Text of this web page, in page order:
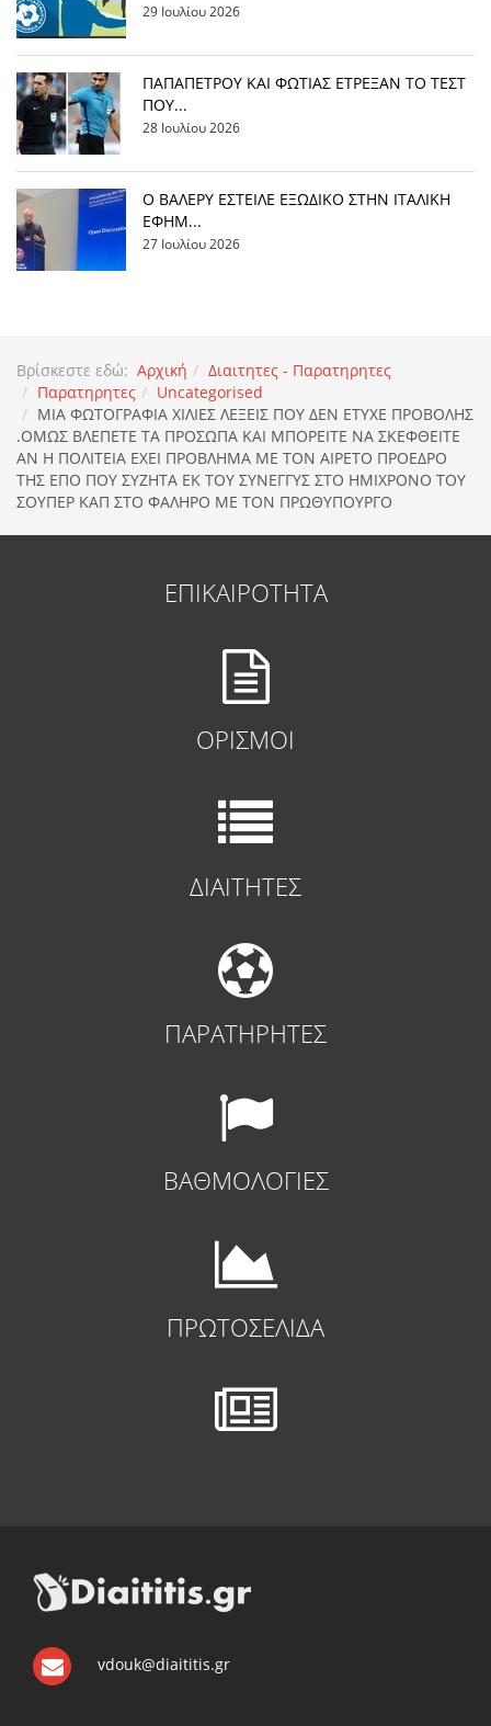
29 Ιουλίου 2026
ΠΑΠΑΠΕΤΡΟΥ ΚΑΙ ΦΩΤΙΑΣ ΕΤΡΕΞΑΝ ΤΟ ΤΕΣΤ
ΠΟΥ...
28 Ιουλίου 2026
Ο ΒΑΛΕΡΥ ΕΣΤΕΙΛΕ ΕΞΩΔΙΚΟ ΣΤΗΝ ΙΤΑΛΙΚΗ
ΕΦΗΜ...
27 Ιουλίου 2026
Βρίσκεστε εδώ: Αρχική
Διαιτητες - Παρατηρητες
Παρατηρητες
Uncategorised
MIA ΦΩΤΟΓΡΑΦΙΑ ΧΙΛΙΕΣ ΛΕΞΕΙΣ ΠΟΥ ΔΕΝ ΕΤΥΧΕ ΠΡΟΒΟΛΗΣ
.ΟΜΩΣ ΒΛΕΠΕΤΕ ΤΑ ΠΡΟΣΩΠΑ ΚΑΙ ΜΠΟΡΕΙΤΕ ΝΑ ΣΚΕΦΘΕΙΤΕ
ΑΝ Η ΠΟΛΙΤΕΙΑ ΕΧΕΙ ΠΡΟΒΛΗΜΑ ΜΕ ΤΟΝ ΑΙΡΕΤΟ ΠΡΟΕΔΡΟ
ΤΗΣ ΕΠΟ ΠΟΥ ΣΥΖΗΤΑ ΕΚ ΤΟΥ ΣΥΝΕΓΓΥΣ ΣΤΟ ΗΜΙΧΡΟΝΟ ΤΟΥ
ΣΟΥΠΕΡ ΚΑΠ ΣΤΟ ΦΑΛΗΡΟ ΜΕ ΤΟΝ ΠΡΩΘΥΠΟΥΡΓΟ
ΕΠΙΚΑΙΡΟΤΗΤΑ
ΟΡΙΣΜΟΙ
ΔΙΑΙΤΗΤΕΣ
ΠΑΡΑΤΗΡΗΤΕΣ
ΒΑΘΜΟΛΟΓΙΕΣ
ΠΡΩΤΟΣΕΛΙΔΑ
vdouk@diaititis.gr